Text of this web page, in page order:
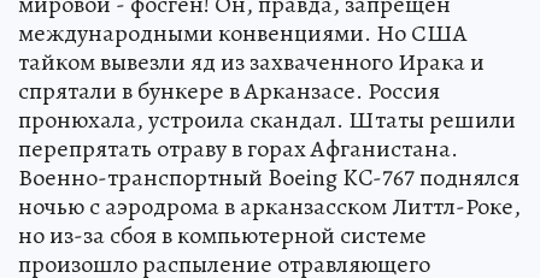
международными конвенциями. Но США
тайком вывезли яд из захваченного Ирака и
спрятали в бункере в Арканзасе. Россия
пронюхала, устроила скандал. Штаты решили
перепрятать отраву в горах Афганистана.
Военно-транспортный Boeing KC-767 поднялся
ночью с аэродрома в арканзасском Литтл-Роке,
но из-за сбоя в компьютерной системе
произошло распыление отравляющего